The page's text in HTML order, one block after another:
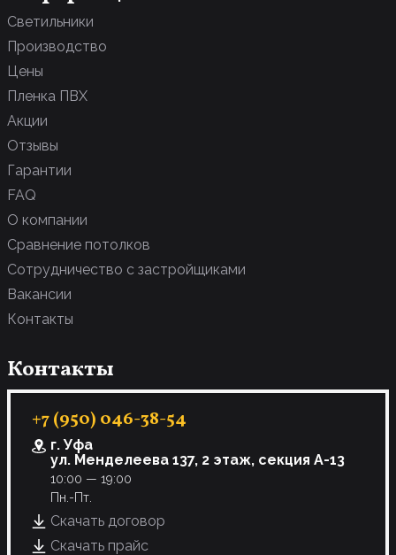
Парящие
С фотопечатью
Светильники
Производство
Цены
Пленка ПВХ
Акции
Отзывы
Гарантии
FAQ
О компании
Сравнение потолков
Сотрудничество с застройщиками
Вакансии
Контакты
Контакты
+7 (950) 046-38-54
г. Уфа
ул. Менделеева 137, 2 этаж, секция А-13
10:00 — 19:00
Пн.-Пт.
Скачать договор
Скачать прайс